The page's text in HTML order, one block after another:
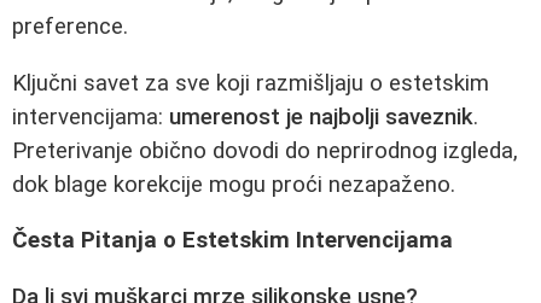
preference.
Ključni savet za sve koji razmišljaju o estetskim
intervencijama: umerenost je najbolji saveznik.
Preterivanje obično dovodi do neprirodnog izgleda,
dok blage korekcije mogu proći nezapaženo.
Česta Pitanja o Estetskim Intervencijama
Da li svi muškarci mrze silikonske usne?